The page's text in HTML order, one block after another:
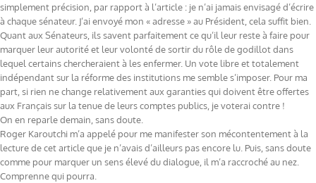
simplement précision, par rapport à l’article : je n’ai jamais envisagé d’écrire
à chaque sénateur. J’ai envoyé mon « adresse » au Président, cela suffit bien.
Quant aux Sénateurs, ils savent parfaitement ce qu’il leur reste à faire pour
marquer leur autorité et leur volonté de sortir du rôle de godillot dans
lequel certains chercheraient à les enfermer. Un vote libre et totalement
indépendant sur la réforme des institutions me semble s’imposer. Pour ma
part, si rien ne change relativement aux garanties qui doivent être offertes
aux Français sur la tenue de leurs comptes publics, je voterai contre !
On en reparle demain, sans doute.
Roger Karoutchi m’a appelé pour me manifester son mécontentement à la
lecture de cet article que je n’avais d’ailleurs pas encore lu. Puis, sans doute
comme pour marquer un sens élevé du dialogue, il m’a raccroché au nez.
Comprenne qui pourra.